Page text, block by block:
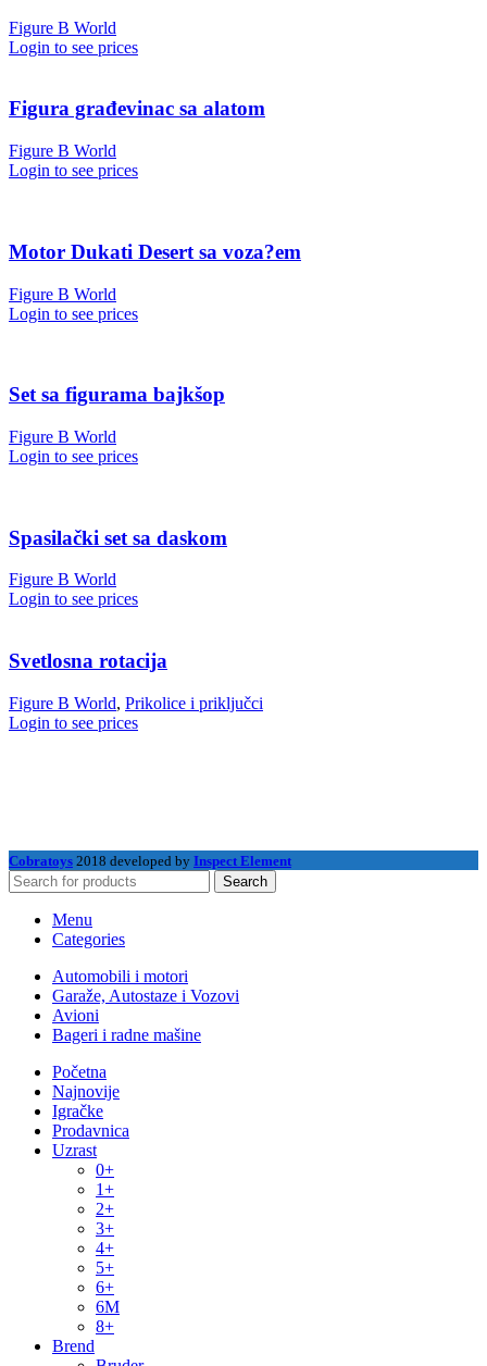
Figure B World
Login to see prices
Figura građevinac sa alatom
Figure B World
Login to see prices
Motor Dukati Desert sa voza?em
Figure B World
Login to see prices
Set sa figurama bajkšop
Figure B World
Login to see prices
Spasilački set sa daskom
Figure B World
Login to see prices
Svetlosna rotacija
Figure B World, Prikolice i priključci
Login to see prices
Cobratoys 2018 developed by Inspect Element
Search
Menu
Categories
Automobili i motori
Garaže, Autostaze i Vozovi
Avioni
Bageri i radne mašine
Početna
Najnovije
Igračke
Prodavnica
Uzrast
0+
1+
2+
3+
4+
5+
6+
6M
8+
Brend